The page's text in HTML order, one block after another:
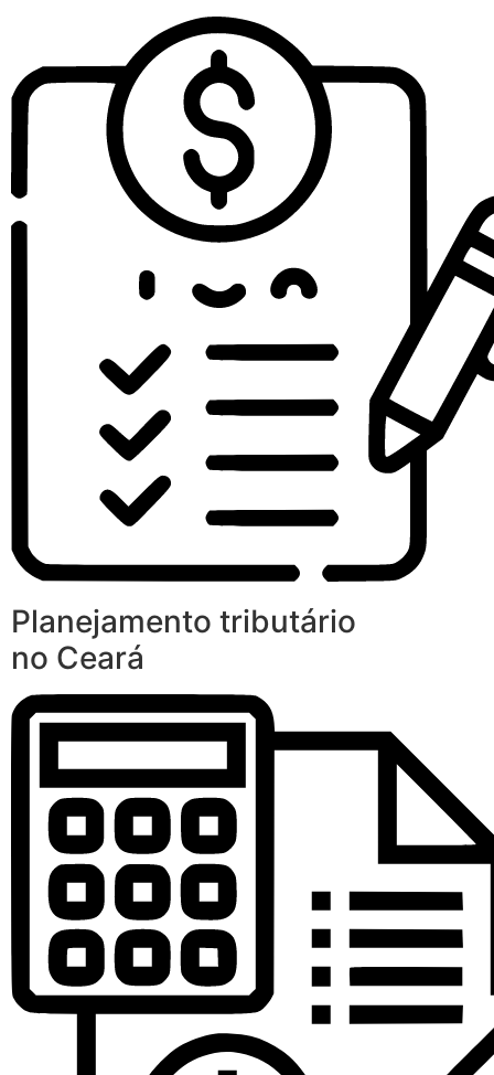
Planejamento tributário
no Ceará